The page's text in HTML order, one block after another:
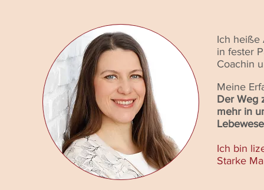
Ich heiße
in fester
Coachin
Meine
Der Weg
mehr in
Ich bin
Starke